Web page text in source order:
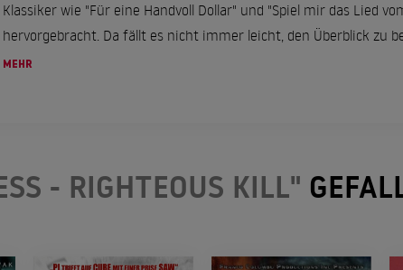
Klassiker wie "Für eine Handvoll Dollar" und "Spiel mir das Lied
hervorgebracht. Da fällt es nicht immer leicht, den Überblick zu
MEHR
- RIGHTEOUS KILL"